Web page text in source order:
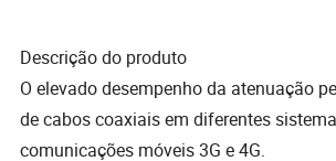
Descrição do produto
O elevado desempenho da atenuação
de cabos coaxiais em diferentes
comunicações móveis 3G e 4G.